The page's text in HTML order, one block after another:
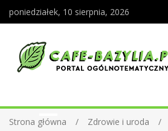
poniedziałek, 10 sierpnia, 2026
Strona główna
Zdrowie i uroda